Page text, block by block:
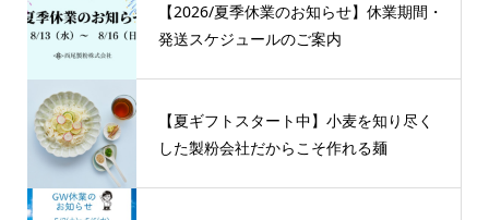
【2026/夏季休業のお知らせ】休業期間・
発送スケジュールのご案内
【夏ギフトスタート中】小麦を知り尽く
した製粉会社だからこそ作れる麺